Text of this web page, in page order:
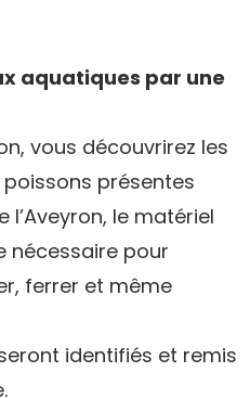
aquatiques par une
vous découvrirez les
présentes
le matériel
nécessaire pour
ferrer et même
identifiés et remis